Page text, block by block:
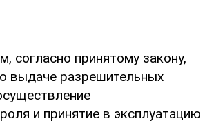
согласно принятому закону,
выдаче разрешительных
и принятие в эксплуатацию